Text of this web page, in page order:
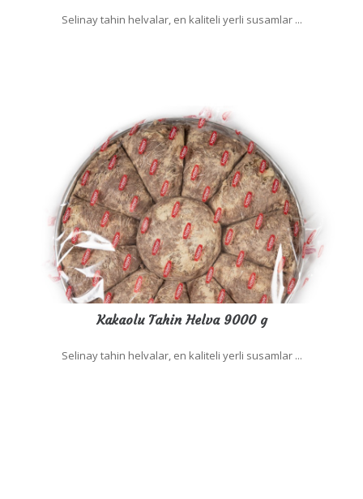
Selinay tahin helvalar, en kaliteli yerli susamlar ...
Kakaolu Tahin Helva 9000 g
Selinay tahin helvalar, en kaliteli yerli susamlar ...